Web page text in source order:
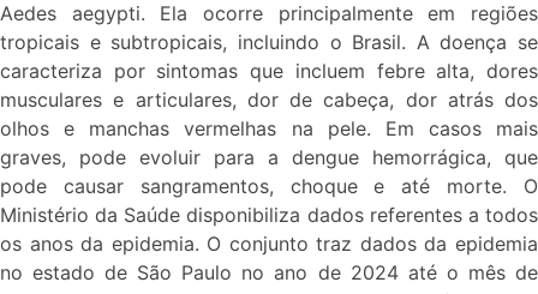
Aedes aegypti. Ela ocorre principalmente em regiões
tropicais e subtropicais, incluindo o Brasil. A doença se
caracteriza por sintomas que incluem febre alta, dores
musculares e articulares, dor de cabeça, dor atrás dos
olhos e manchas vermelhas na pele. Em casos mais
graves, pode evoluir para a dengue hemorrágica, que
pode causar sangramentos, choque e até morte. O
Ministério da Saúde disponibiliza dados referentes a todos
os anos da epidemia. O conjunto traz dados da epidemia
no estado de São Paulo no ano de 2024 até o mês de